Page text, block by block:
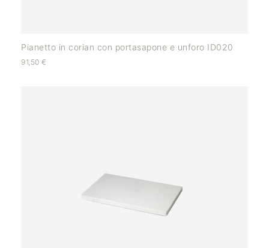
Pianetto in corian con portasapone e unforo ID020
91,50 €